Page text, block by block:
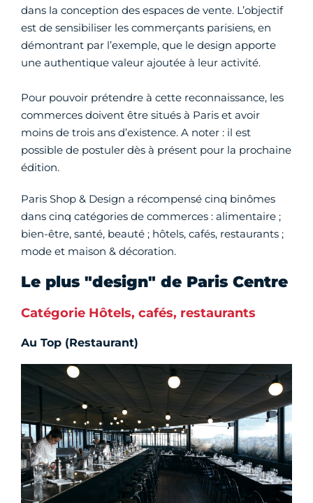
dans la conception des espaces de vente. L’objectif
est de sensibiliser les commerçants parisiens, en
démontrant par l’exemple, que le design apporte
une authentique valeur ajoutée à leur activité.
Pour pouvoir prétendre à cette reconnaissance, les
commerces doivent être situés à Paris et avoir
moins de trois ans d’existence. A noter : il est
possible de postuler dès à présent pour la prochaine
édition.
Paris Shop & Design a récompensé cinq binômes
dans cinq catégories de commerces : alimentaire ;
bien-être, santé, beauté ; hôtels, cafés, restaurants ;
mode et maison & décoration.
Le plus "design" de Paris Centre
Catégorie Hôtels, cafés, restaurants
Au Top (Restaurant)